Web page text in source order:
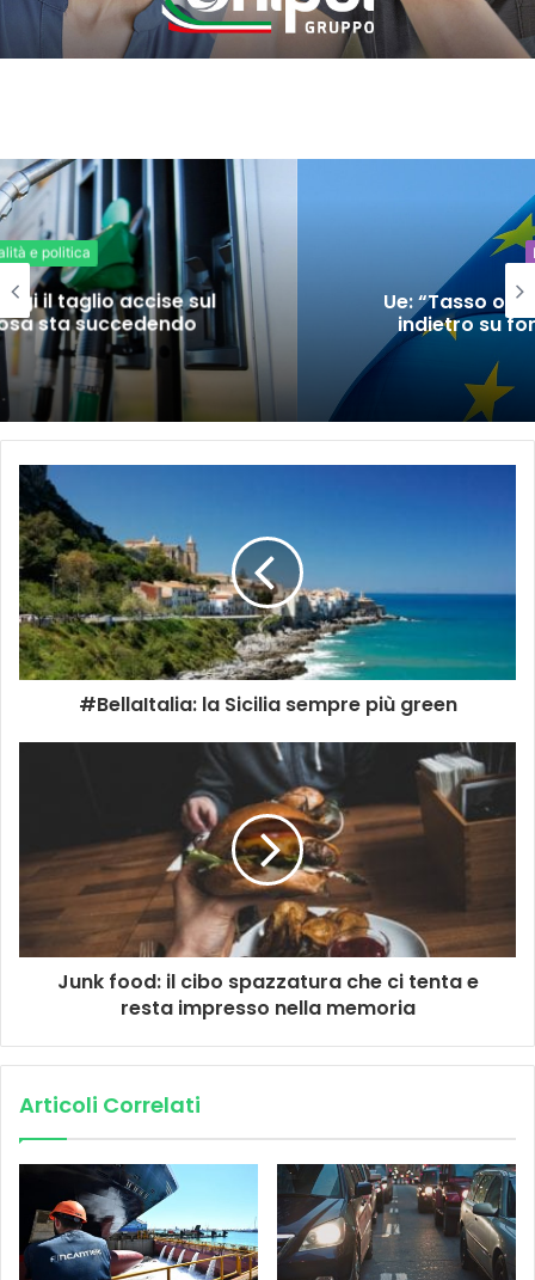
Economia
Ue: “Tasso occupazione al 76,3%, ma
indietro su formazione e povertà”
#BellaItalia: la Sicilia sempre più green
Junk food: il cibo spazzatura che ci tenta e
resta impresso nella memoria
Articoli Correlati